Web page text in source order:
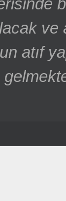
ve
atıf